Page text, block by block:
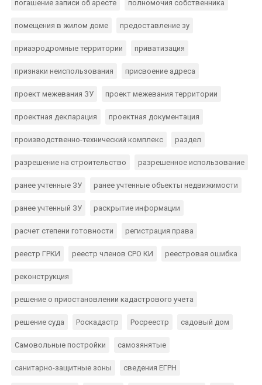
погашение записи об аресте полномочия собственника
помещения в жилом доме предоставление зу
приаэродромные территории приватизация
признаки неиспользования присвоение адреса
проект межевания ЗУ проект межевания территории
проектная декларация проектная документация
производственно-технический комплекс раздел
разрешение на строительство разрешенное использование
ранее учтенные ЗУ ранее учтенные объекты недвижимости
ранее учтенный ЗУ раскрытие информации
расчет степени готовности регистрация права
реестр ГРКИ реестр членов СРО КИ реестровая ошибка
реконструкция
решение о приостановлении кадастрового учета
решение суда Роскадастр Росреестр садовый дом
Самовольные постройки самозянятые
санитарно-защитные зоны сведения ЕГРН